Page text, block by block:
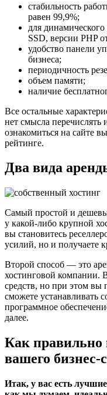
стабильность
равен 99,9%;
для динамического
SSD, версии PHP
удобство панели
бизнеса;
периодичность
объем памяти;
наличие
Все остальные
нет смысла
ознакомиться на сайте
рейтинге.
Два вида
Самый простой и
у какой-либо крупной
вы становитесь
усилий, но и получаете
Второй способ — это
хостинговой компании.
средств, но при этом вы
сможете устанавливать
программное
далее.
Как правильно
вашего бизнес-
Итак, у вас есть